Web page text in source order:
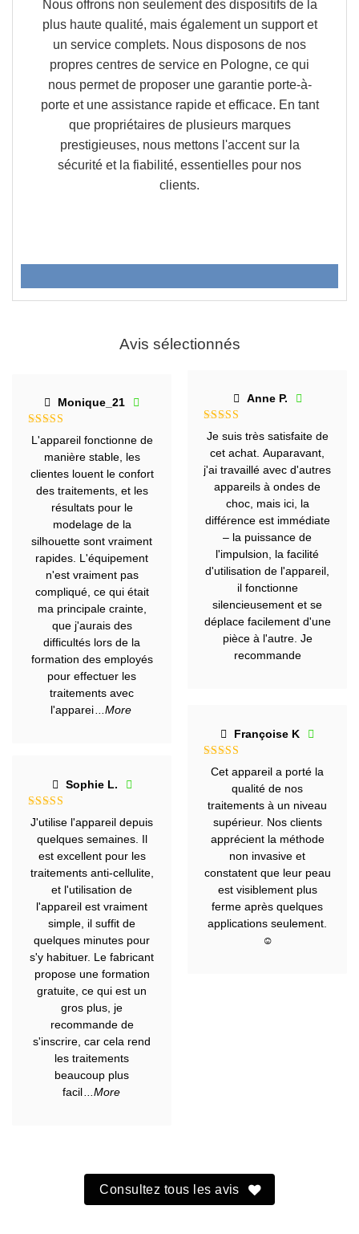
Nous offrons non seulement des dispositifs de la
plus haute qualité, mais également un support et
un service complets. Nous disposons de nos
propres centres de service en Pologne, ce qui
nous permet de proposer une garantie porte-à-
porte et une assistance rapide et efficace. En tant
que propriétaires de plusieurs marques
prestigieuses, nous mettons l'accent sur la
sécurité et la fiabilité, essentielles pour nos
clients.
Avis sélectionnés
Monique_21
Note5sur
5
L'appareil fonctionne de
manière stable, les
clientes louent le confort
des traitements, et les
résultats pour le
modelage de la
silhouette sont vraiment
rapides. L'équipement
n'est vraiment pas
compliqué, ce qui était
ma principale crainte,
que j'aurais des
difficultés lors de la
formation des employés
pour effectuer les
traitements avec
l'apparei...More
Sophie L.
Note5sur
5
J'utilise l'appareil depuis
quelques semaines. Il
est excellent pour les
traitements anti-cellulite,
et l'utilisation de
l'appareil est vraiment
simple, il suffit de
quelques minutes pour
s'y habituer. Le fabricant
propose une formation
gratuite, ce qui est un
gros plus, je
recommande de
s'inscrire, car cela rend
les traitements
beaucoup plus
facil...More
Anne P.
Note5sur
5
Je suis très satisfaite de
cet achat. Auparavant,
j'ai travaillé avec d'autres
appareils à ondes de
choc, mais ici, la
différence est immédiate
– la puissance de
l'impulsion, la facilité
d'utilisation de l'appareil,
il fonctionne
silencieusement et se
déplace facilement d'une
pièce à l'autre. Je
recommande
Françoise K
Note 5 sur
Cet appareil a porté la
qualité de nos
traitements à un niveau
supérieur. Nos clients
apprécient la méthode
non invasive et
constatent que leur peau
est visiblement plus
ferme après quelques
applications seulement.
☺️
Consultez tous les avis